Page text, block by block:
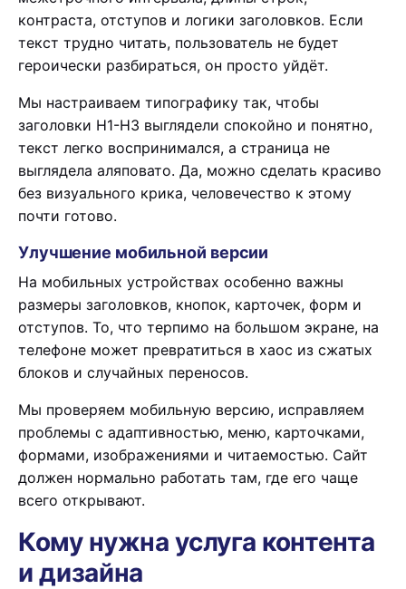
контраста, отступов и логики заголовков. Если
текст трудно читать, пользователь не будет
героически разбираться, он просто уйдёт.
Мы настраиваем типографику так, чтобы
заголовки H1-H3 выглядели спокойно и понятно,
текст легко воспринимался, а страница не
выглядела аляповато. Да, можно сделать красиво
без визуального крика, человечество к этому
почти готово.
Улучшение мобильной версии
На мобильных устройствах особенно важны
размеры заголовков, кнопок, карточек, форм и
отступов. То, что терпимо на большом экране, на
телефоне может превратиться в хаос из сжатых
блоков и случайных переносов.
Мы проверяем мобильную версию, исправляем
проблемы с адаптивностью, меню, карточками,
формами, изображениями и читаемостью. Сайт
должен нормально работать там, где его чаще
всего открывают.
Кому нужна услуга контента
и дизайна